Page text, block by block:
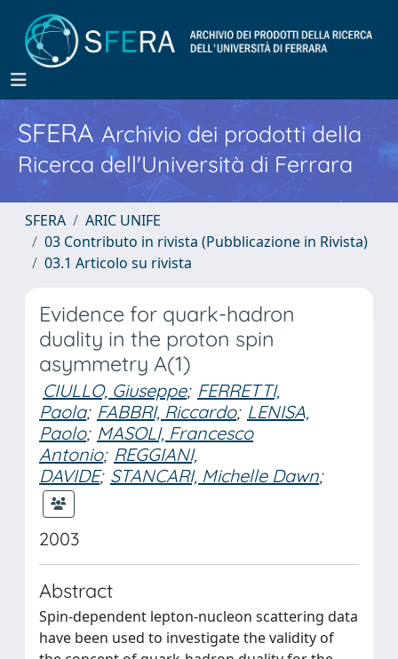
SFERA Archivio dei prodotti della
Ricerca dell'Università di Ferrara
SFERA
ARIC UNIFE
03 Contributo in rivista (Pubblicazione in Rivista)
03.1 Articolo su rivista
Evidence for quark-hadron
duality in the proton spin
asymmetry A(1)
CIULLO, Giuseppe; FERRETTI,
Paola; FABBRI, Riccardo; LENISA,
Paolo; MASOLI, Francesco
Antonio; REGGIANI,
DAVIDE; STANCARI, Michelle Dawn;
2003
Abstract
Spin-dependent lepton-nucleon scattering data
have been used to investigate the validity of